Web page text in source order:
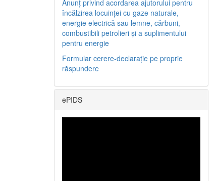
Anunț privind acordarea ajutorului pentru
încălzirea locuinței cu gaze naturale,
energie electrică sau lemne, cărbuni,
combustibili petrolieri și a suplimentului
pentru energie
Formular cerere-declarație pe proprie
răspundere
ePIDS